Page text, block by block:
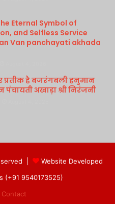
Eternal Symbol of
and Selfless Service
Van panchayati akhada
प्रतीक है बजरंगबली हनुमान
अखाड़ा श्री निरंजनी
|
Website Developed
(+91 9540173525)
Contact